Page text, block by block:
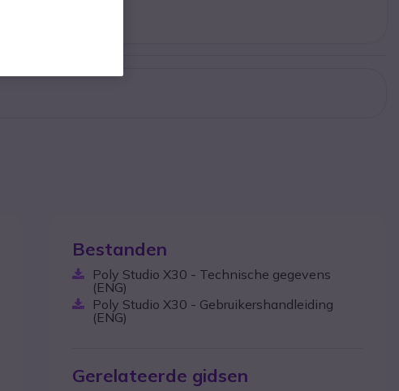
Bestanden
Poly Studio X30 - Technische gegevens
(ENG)
Poly Studio X30 - Gebruikershandleiding
(ENG)
Gerelateerde gidsen